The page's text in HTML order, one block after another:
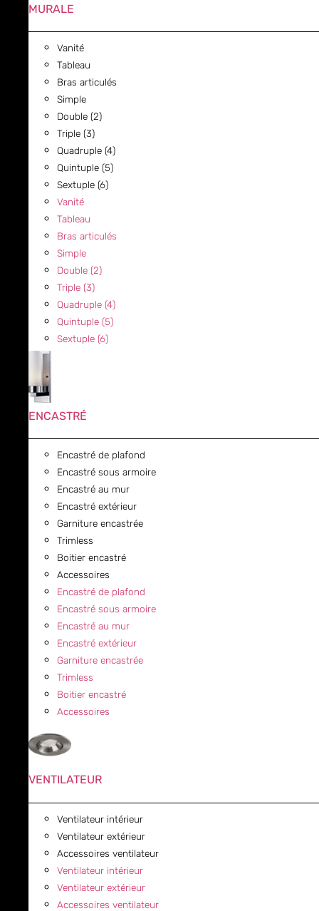
MURALE
Vanité
Tableau
Bras articulés
Simple
Double (2)
Triple (3)
Quadruple (4)
Quintuple (5)
Sextuple (6)
Vanité
Tableau
Bras articulés
Simple
Double (2)
Triple (3)
Quadruple (4)
Quintuple (5)
Sextuple (6)
ENCASTRÉ
Encastré de plafond
Encastré sous armoire
Encastré au mur
Encastré extérieur
Garniture encastrée
Trimless
Boitier encastré
Accessoires
Encastré de plafond
Encastré sous armoire
Encastré au mur
Encastré extérieur
Garniture encastrée
Trimless
Boitier encastré
Accessoires
VENTILATEUR
Ventilateur intérieur
Ventilateur extérieur
Accessoires ventilateur
Ventilateur intérieur
Ventilateur extérieur
Accessoires ventilateur